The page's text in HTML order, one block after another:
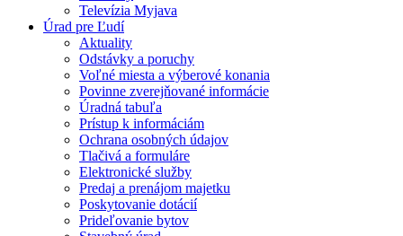
Televízia Myjava
Úrad pre Ľudí
Aktuality
Odstávky a poruchy
Voľné miesta a výberové konania
Povinne zverejňované informácie
Úradná tabuľa
Prístup k informáciám
Ochrana osobných údajov
Tlačivá a formuláre
Elektronické služby
Predaj a prenájom majetku
Poskytovanie dotácií
Prideľovanie bytov